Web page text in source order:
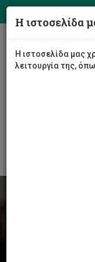
Η ιστοσελίδα
Η ιστοσελίδα μας
λειτουργία της,